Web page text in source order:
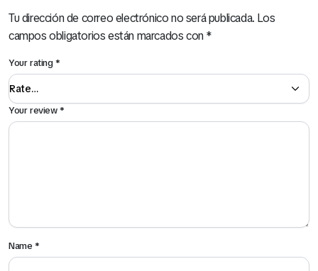
Tu dirección de correo electrónico no será publicada. Los
campos obligatorios están marcados con*
Your rating*
Your review*
Name*